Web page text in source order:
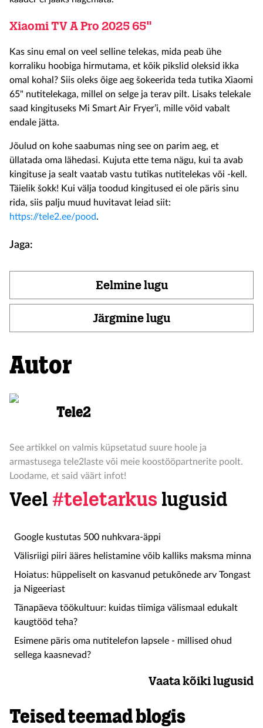
Xiaomi TV A Pro 2025 65"
Kas sinu emal on veel selline telekas, mida peab ühe
korraliku hoobiga hirmutama, et kõik pikslid oleksid ikka
omal kohal? Siis oleks õige aeg šokeerida teda tutika Xiaomi
65" nutitelekaga, millel on selge ja terav pilt. Lisaks telekale
saad kingituseks Mi Smart Air Fryer’i, mille võid vabalt
endale jätta.
Jõulud on kohe saabumas ning see on parim aeg, et
üllatada oma lähedasi. Kujuta ette tema nägu, kui ta avab
kingituse ja sealt vaatab vastu tutikas nutitelekas või -kell.
Täielik šokk! Kui välja toodud kingitused ei ole päris sinu
rida, siis palju muud huvitavat leiad siit:
https://tele2.ee/pood.
Jaga:
Eelmine lugu
Järgmine lugu
Autor
Tele2
See artikkel on valmis küpsetatud suure hoole ja
armastusega tele2laste või meie koostööpartnerite poolt.
Loodame, et said väärt infot!
Veel #teletarkus lugusid
Google kustutas 500 nuhkvara-äppi
Välisriigi piiri ääres helistamine võib kalliks maksma minna
Hoiatus: hüppeliselt on kasvanud petukõnede arv Tongast
ja Nigeeriast
Tänapäeva töökultuur: kuidas tiimiga välismaal edukalt
kaugtööd teha?
Esimene päris oma nutitelefon lapsele - millised ohud
sellega kaasnevad?
Vaata kõiki lugusid
Teised teemad blogis